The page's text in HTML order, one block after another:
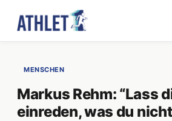
MENSCHEN
Markus Rehm: “Lass
einreden, was du